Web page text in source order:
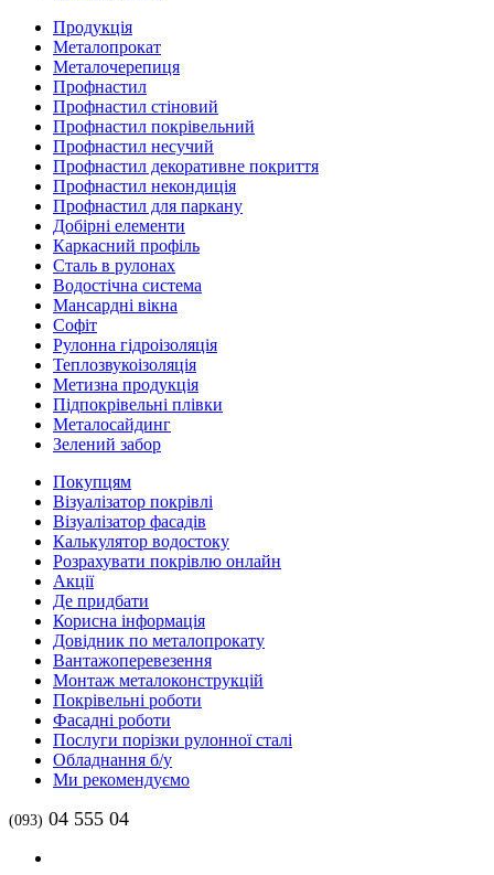
Продукція
Металопрокат
Металочерепиця
Профнастил
Профнастил стіновий
Профнастил покрівельний
Профнастил несучий
Профнастил декоративне покриття
Профнастил некондиція
Профнастил для паркану
Добірні елементи
Каркасний профіль
Сталь в рулонах
Водостічна система
Мансардні вікна
Софіт
Рулонна гідроізоляція
Теплозвукоізоляція
Метизна продукція
Підпокрівельні плівки
Металосайдинг
Зелений забор
Покупцям
Візуалізатор покрівлі
Візуалізатор фасадів
Калькулятор водостоку
Розрахувати покрівлю онлайн
Акції
Де придбати
Корисна інформація
Довідник по металопрокату
Вантажоперевезення
Монтаж металоконструкцій
Покрівельні роботи
Фасадні роботи
Послуги порізки рулонної сталі
Обладнання б/у
Ми рекомендуємо
(093) 04 555 04